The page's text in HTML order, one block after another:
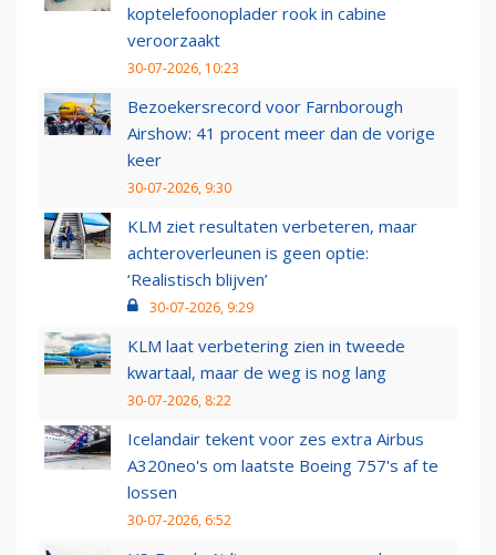
koptelefoonoplader rook in cabine
veroorzaakt
30-07-2026, 10:23
Bezoekersrecord voor Farnborough
Airshow: 41 procent meer dan de vorige
keer
30-07-2026, 9:30
KLM ziet resultaten verbeteren, maar
achteroverleunen is geen optie:
‘Realistisch blijven’
30-07-2026, 9:29
KLM laat verbetering zien in tweede
kwartaal, maar de weg is nog lang
30-07-2026, 8:22
Icelandair tekent voor zes extra Airbus
A320neo's om laatste Boeing 757's af te
lossen
30-07-2026, 6:52